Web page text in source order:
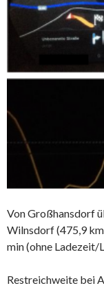
Von Großhansdorf
Wilnsdorf (475,9
min (ohne Ladezeit/
Restreichweite bei